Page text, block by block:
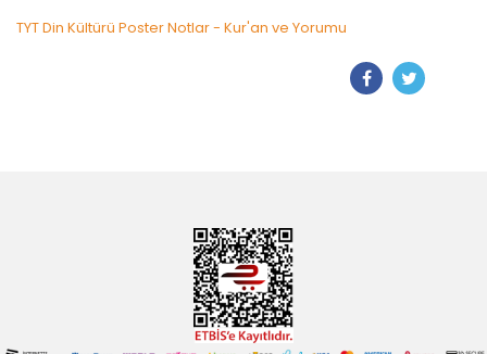
TYT Din Kültürü Poster Notlar - Kur'an ve Yorumu